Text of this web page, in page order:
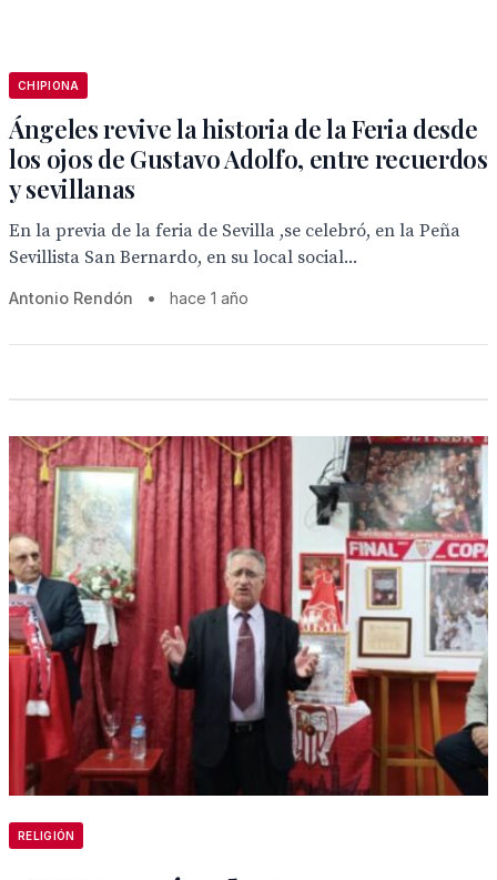
CHIPIONA
Ángeles revive la historia de la Feria desde
los ojos de Gustavo Adolfo, entre recuerdos
y sevillanas
En la previa de la feria de Sevilla ,se celebró, en la Peña
Sevillista San Bernardo, en su local social...
Antonio Rendón • hace 1 año
RELIGIÓN